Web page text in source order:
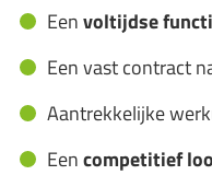
Eenvoltijdse
Een vast contract
Aantrekkelijke
Eencompetitief